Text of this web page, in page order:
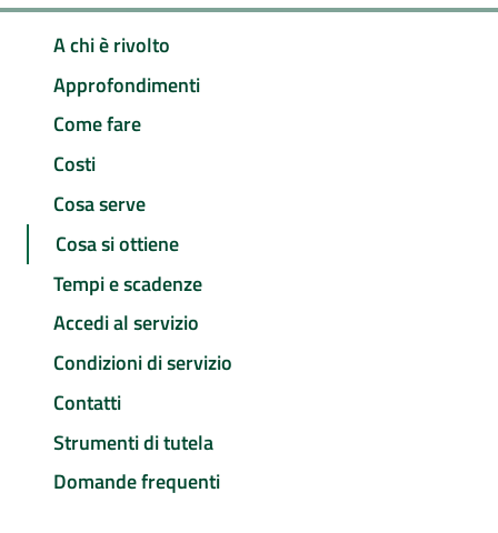
A chi è rivolto
Approfondimenti
Come fare
Costi
Cosa serve
Cosa si ottiene
Tempi e scadenze
Accedi al servizio
Condizioni di servizio
Contatti
Strumenti di tutela
Domande frequenti